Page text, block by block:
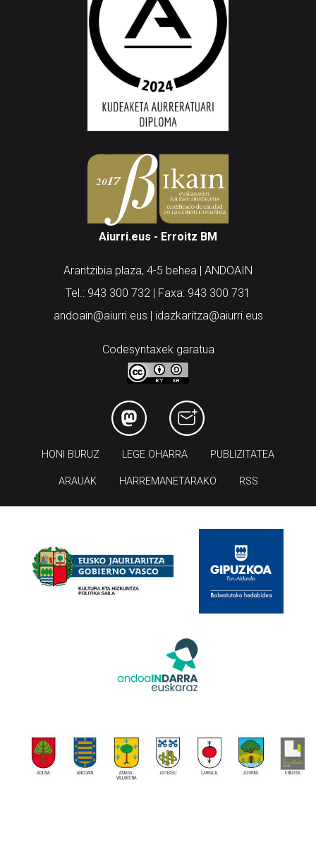
Aiurri.eus - Erroitz BM
Arantzibia plaza, 4-5 behea | ANDOAIN
Tel.: 943 300 732 | Faxa: 943 300 731
andoain@aiurri.eus | idazkaritza@aiurri.eus
Codesyntaxek garatua
HONI BURUZ LEGE OHARRA PUBLIZITATEA
ARAUAK HARREMANETARAKO RSS